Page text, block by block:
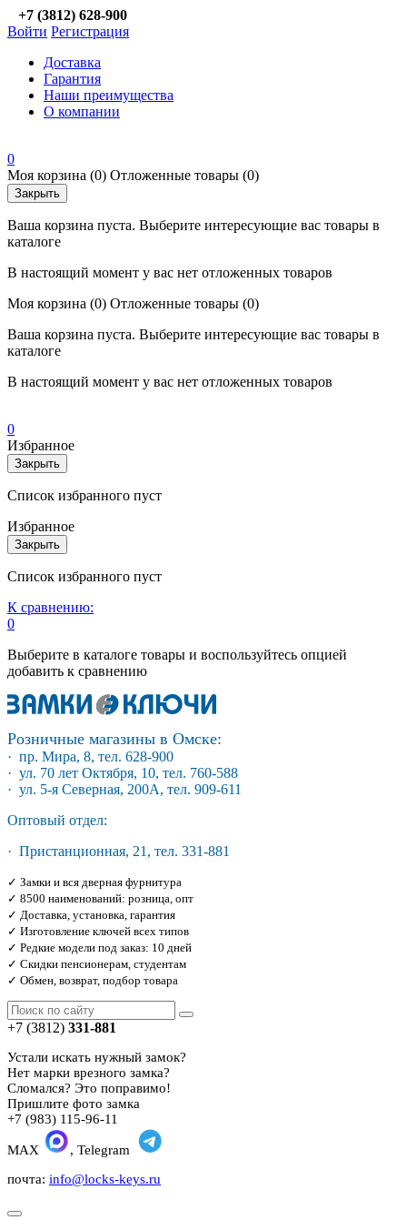
+7 (3812) 628-900
Войти Регистрация
Доставка
Гарантия
Наши преимущества
О компании
0
Моя корзина (0) Отложенные товары (0)
Закрыть
Ваша корзина пуста. Выберите интересующие вас товары в
каталоге
В настоящий момент у вас нет отложенных товаров
Моя корзина (0) Отложенные товары (0)
Ваша корзина пуста. Выберите интересующие вас товары в
каталоге
В настоящий момент у вас нет отложенных товаров
0
Избранное
Закрыть
Список избранного пуст
Избранное
Закрыть
Список избранного пуст
К сравнению:
0
Выберите в каталоге товары и воспользуйтесь опцией
добавить к сравнению
Розничные магазины в Омске:
· пр. Мира, 8, тел. 628-900
· ул. 70 лет Октября, 10, тел. 760-588
· ул. 5-я Северная, 200А, тел. 909-611
Оптовый отдел:
· Пристанционная, 21, тел. 331-881
✓ Замки и вся дверная фурнитура
✓ 8500 наименований: розница, опт
✓ Доставка, установка, гарантия
✓ Изготовление ключей всех типов
✓ Редкие модели под заказ: 10 дней
✓ Скидки пенсионерам, студентам
✓ Обмен, возврат, подбор товара
+7 (3812) 331-881
Устали искать нужный замок?
Нет марки врезного замка?
Сломался? Это поправимо!
Пришлите фото замка
+7 (983) 115-96-11
MAX
, Telegram
почта: info@locks-keys.ru